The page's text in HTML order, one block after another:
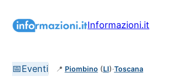
Informazioni.it
📅Eventi 📍 Piombino (LI)·Toscana